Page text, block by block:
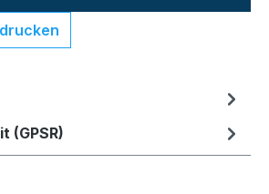
(GPSR)